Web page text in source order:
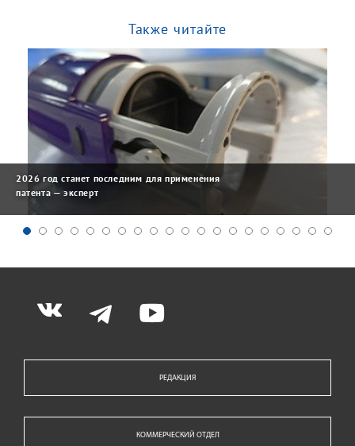
Также читайте
2026 год станет последним для применения
патента — эксперт
РЕДАКЦИЯ
КОММЕРЧЕСКИЙ ОТДЕЛ